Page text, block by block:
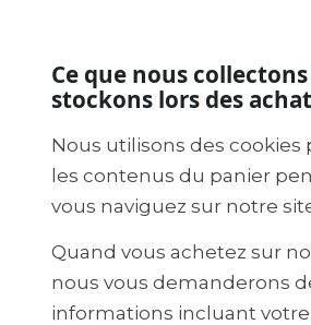
Ce que nous
stockons lors des
Nous utilisons des cookies
les contenus du panier
vous naviguez sur notre
Quand vous achetez sur
nous vous demanderons
informations incluant